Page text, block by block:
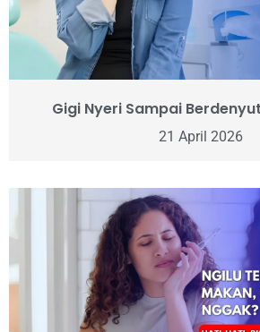
Gigi Nyeri Sampai
21 April 2026